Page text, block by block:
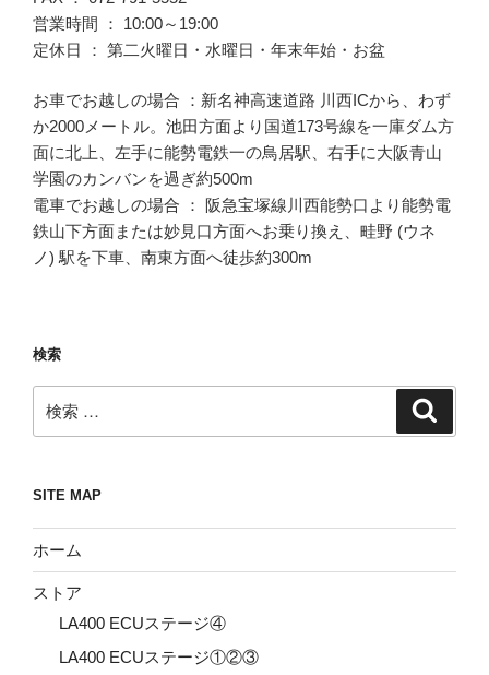
営業時間 ： 10:00～19:00
定休日 ： 第二火曜日・水曜日・年末年始・お盆
お車でお越しの場合 ：新名神高速道路 川西ICから、わず
か2000メートル。池田方面より国道173号線を一庫ダム方
面に北上、左手に能勢電鉄一の鳥居駅、右手に大阪青山
学園のカンバンを過ぎ約500m
電車でお越しの場合 ： 阪急宝塚線川西能勢口より能勢電
鉄山下方面または妙見口方面へお乗り換え、畦野 (ウネ
ノ) 駅を下車、南東方面へ徒歩約300m
検索
索:
SITE MAP
ホーム
ストア
LA400 ECUステージ④
LA400 ECUステージ①②③